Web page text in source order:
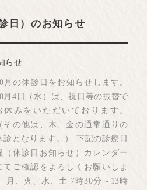
日）のお知らせ
らせ
月の休診日をお知らせします。
月4日（水）は、祝日等の振替で
休みをいただいております。
その他は、木、金の通常通りの
診となります。） 下記の診療日
（休診日お知らせ）カレンダー
てご確認をよろしくお願いしま
、火、水、土 7時30分～13時